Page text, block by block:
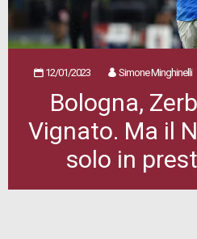
12/01/2023 Simone Minghinelli
Bologna,
Vignato. Ma il
solo in